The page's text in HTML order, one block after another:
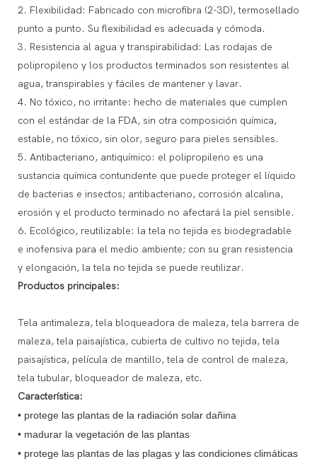
2. Flexibilidad: Fabricado con microfibra (2-3D), termosellado
punto a punto. Su flexibilidad es adecuada y cómoda.
3. Resistencia al agua y transpirabilidad: Las rodajas de
polipropileno y los productos terminados son resistentes al
agua, transpirables y fáciles de mantener y lavar.
4. No tóxico, no irritante: hecho de materiales que cumplen
con el estándar de la FDA, sin otra composición química,
estable, no tóxico, sin olor, seguro para pieles sensibles.
5. Antibacteriano, antiquímico: el polipropileno es una
sustancia química contundente que puede proteger el líquido
de bacterias e insectos; antibacteriano, corrosión alcalina,
erosión y el producto terminado no afectará la piel sensible.
6. Ecológico, reutilizable: la tela no tejida es biodegradable
e inofensiva para el medio ambiente; con su gran resistencia
y elongación, la tela no tejida se puede reutilizar.
Productos principales:
Tela antimaleza, tela bloqueadora de maleza, tela barrera de
maleza, tela paisajística, cubierta de cultivo no tejida, tela
paisajística, película de mantillo, tela de control de maleza,
tela tubular, bloqueador de maleza, etc.
Característica:
• protege las plantas de la radiación solar dañina
• madurar la vegetación de las plantas
• protege las plantas de las plagas y las condiciones climáticas